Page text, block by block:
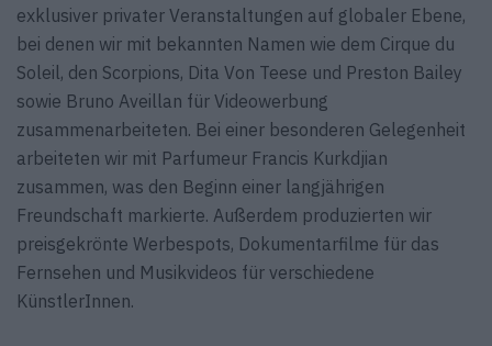
exklusiver privater Veranstaltungen auf globaler Ebene,
bei denen wir mit bekannten Namen wie dem Cirque du
Soleil, den Scorpions, Dita Von Teese und Preston Bailey
sowie Bruno Aveillan für Videowerbung
zusammenarbeiteten. Bei einer besonderen Gelegenheit
arbeiteten wir mit Parfumeur Francis Kurkdjian
zusammen, was den Beginn einer langjährigen
Freundschaft markierte. Außerdem produzierten wir
preisgekrönte Werbespots, Dokumentarfilme für das
Fernsehen und Musikvideos für verschiedene
KünstlerInnen.